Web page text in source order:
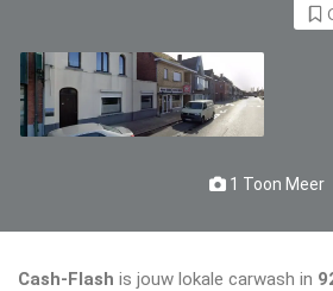
1 Toon Meer
Cash-Flash is jouw lokale carwash in